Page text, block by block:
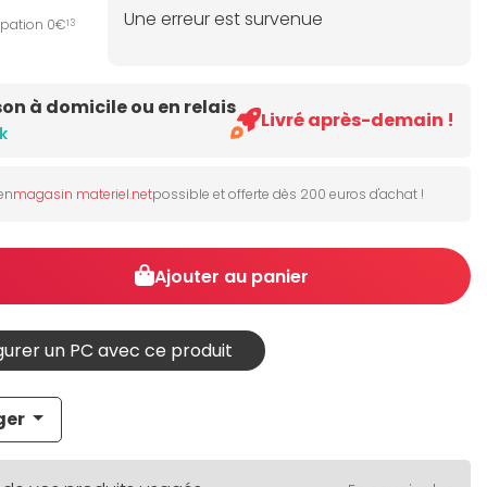
0€13
Une erreur est survenue
à domicile ou en relais
Livré après-demain !
magasin materiel.netpossible et offerte dès 200 euros d'achat !
Ajouter au panier
un PC avec ce produit